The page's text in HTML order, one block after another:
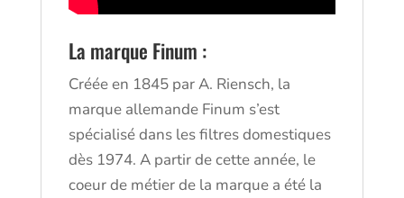
La marque Finum :
Créée en 1845 par A. Riensch, la
marque allemande Finum s’est
spécialisé dans les filtres domestiques
dès 1974. A partir de cette année, le
coeur de métier de la marque a été la